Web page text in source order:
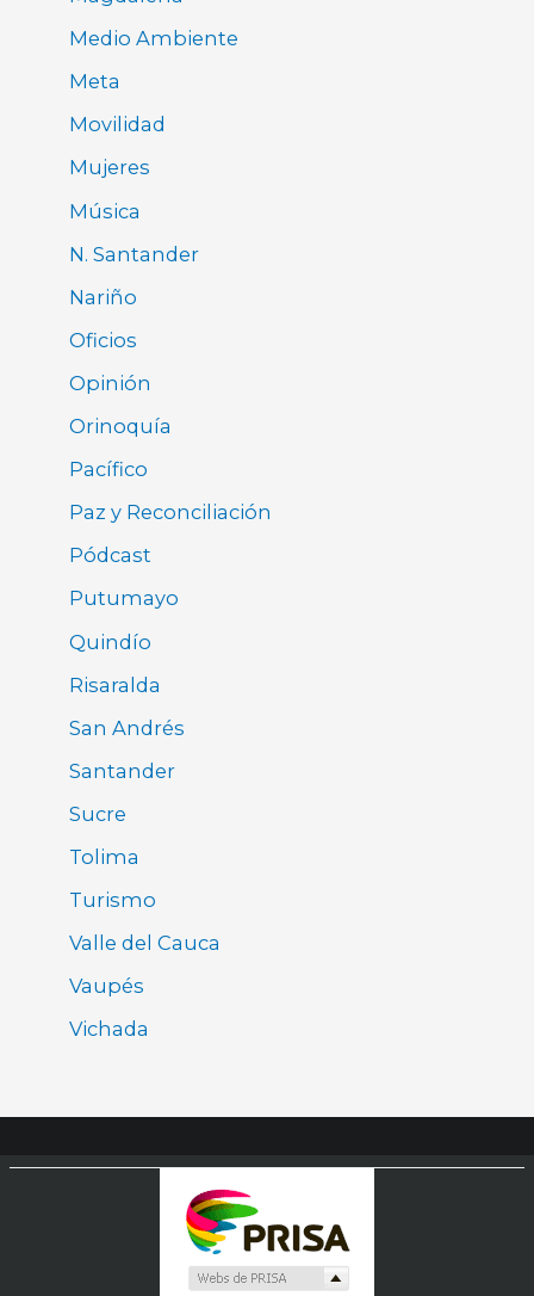
Medio Ambiente
Meta
Movilidad
Mujeres
Música
N. Santander
Nariño
Oficios
Opinión
Orinoquía
Pacífico
Paz y Reconciliación
Pódcast
Putumayo
Quindío
Risaralda
San Andrés
Santander
Sucre
Tolima
Turismo
Valle del Cauca
Vaupés
Vichada